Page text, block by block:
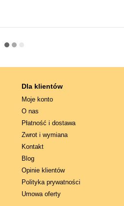
Dla klientów
Moje konto
O nas
Płatność i dostawa
Zwrot i wymiana
Kontakt
Blog
Opinie klientów
Polityka prywatności
Umowa oferty